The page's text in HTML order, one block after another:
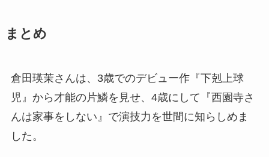
まとめ
倉田瑛茉さんは、3歳でのデビュー作『下剋上球
児』から才能の片鱗を見せ、4歳にして『西園寺さ
んは家事をしない』で演技力を世間に知らしめま
した。